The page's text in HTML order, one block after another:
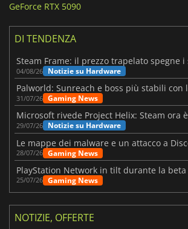
GeForce RTX 5090
DI TENDENZA
04/08/26 Notizie su Hardware
31/07/26 Gaming News
Microsoft rivede Project Helix: Steam ora
29/07/26 Notizie su Hardware
28/07/26 Gaming News
25/07/26 Gaming News
NOTIZIE, OFFERTE